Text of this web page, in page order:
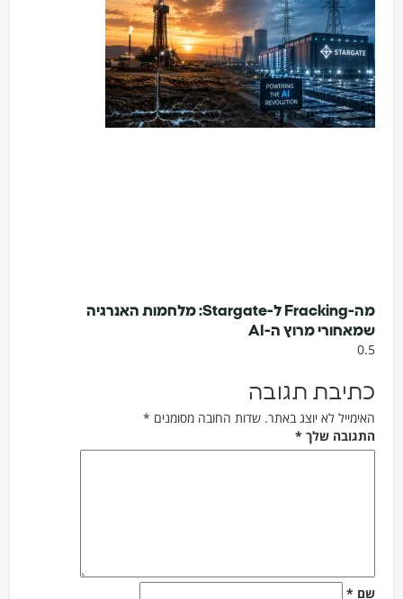
מה-Fracking ל-Stargate: מלחמות האנרגיה
שמאחורי מרוץ ה-AI
כתיבת תגובה
האימייל לא יוצג באתר. שדות החובה מסומנים*
התגובה שלך*
שם*